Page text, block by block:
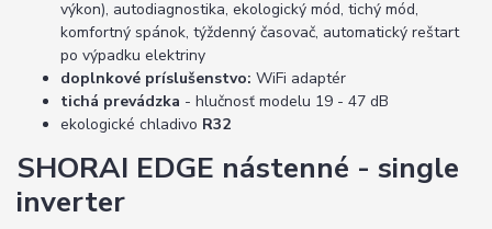
výkon), autodiagnostika, ekologický mód, tichý mód,
komfortný spánok, týždenný časovač, automatický reštart
po výpadku elektriny
doplnkové príslušenstvo: WiFi adaptér
tichá prevádzka - hlučnosť modelu 19 - 47 dB
ekologické chladivo R32
SHORAI EDGE nástenné - single
inverter